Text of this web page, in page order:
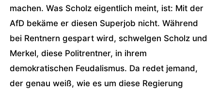
machen. Was Scholz eigentlich meint, ist: Mit der
AfD bekäme er diesen Superjob nicht. Während
bei Rentnern gespart wird, schwelgen Scholz und
Merkel, diese Politrentner, in ihrem
demokratischen Feudalismus. Da redet jemand,
der genau weiß, wie es um diese Regierung